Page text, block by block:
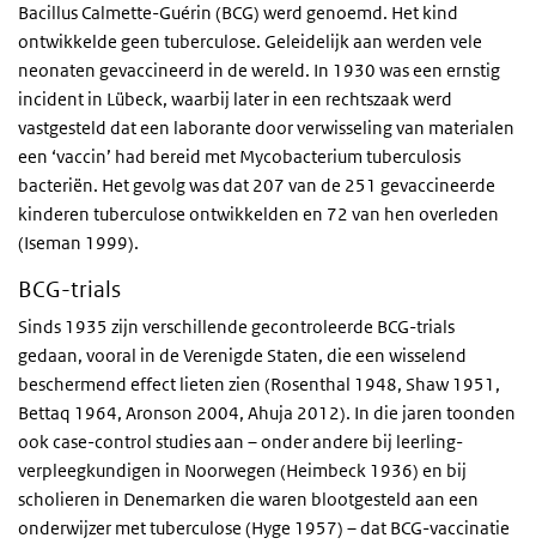
Bacillus Calmette-Guérin (BCG) werd genoemd. Het kind
ontwikkelde geen tuberculose. Geleidelijk aan werden vele
neonaten gevaccineerd in de wereld. In 1930 was een ernstig
incident in Lübeck, waarbij later in een rechtszaak werd
vastgesteld dat een laborante door verwisseling van materialen
een ‘vaccin’ had bereid met Mycobacterium tuberculosis
bacteriën. Het gevolg was dat 207 van de 251 gevaccineerde
kinderen tuberculose ontwikkelden en 72 van hen overleden
(Iseman 1999).
BCG-trials
Sinds 1935 zijn verschillende gecontroleerde BCG-trials
gedaan, vooral in de Verenigde Staten, die een wisselend
beschermend effect lieten zien (Rosenthal 1948, Shaw 1951,
Bettaq 1964, Aronson 2004, Ahuja 2012). In die jaren toonden
ook case-control studies aan – onder andere bij leerling-
verpleegkundigen in Noorwegen (Heimbeck 1936) en bij
scholieren in Denemarken die waren blootgesteld aan een
onderwijzer met tuberculose (Hyge 1957) – dat BCG-vaccinatie